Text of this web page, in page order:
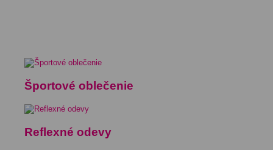
Športové oblečenie
Reflexné odevy